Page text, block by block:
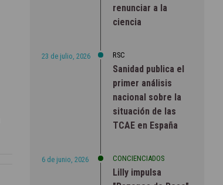
renunciar a la
ciencia
23 de julio, 2026 RSC
Sanidad publica el
primer análisis
nacional sobre la
situación de las
TCAE en España
6 de junio, 2026 CONCIENCIADOS
Lilly impulsa